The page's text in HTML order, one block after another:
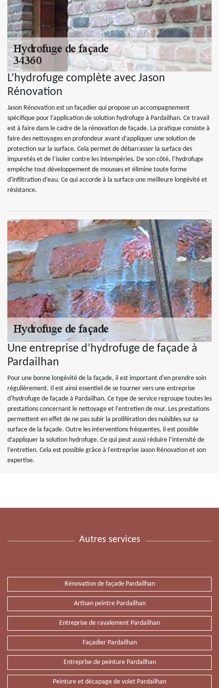
L’hydrofuge complète avec Jason
Rénovation
Jason Rénovation est un façadier qui propose un accompagnement
spécifique pour l’application de solution hydrofuge à Pardailhan. Ce travail
est à faire dans le cadre de la rénovation de façade. La pratique consiste à
faire des nettoyages en profondeur avant d’appliquer une solution de
protection sur la surface. Cela permet de débarrasser la surface des
impuretés et de l’isoler contre les intempéries. De son côté, l’hydrofuge
empêche tout développement de mousses et élimine toute forme
d'infiltration d’eau. Ce qui accorde à la surface une meilleure longévité et
résistance.
Une entreprise d’hydrofuge de façade à
Pardailhan
Pour une bonne longévité de la façade, il est important d'en prendre soin
régulièrement. Il est ainsi essentiel de se tourner vers une entreprise
d'hydrofuge de façade à Pardailhan. Ce type de service regroupe toutes les
prestations concernant le nettoyage et l’entretien de mur. Les prestations
permettent en effet de ne pas subir la prolifération des nuisibles sur sa
surface de la façade. Outre les interventions fréquentes, il est possible
d’appliquer la solution hydrofuge. Ce qui peut aussi réduire l’intensité de
l’entretien. Cela est possible grâce à l'entreprise Jason Rénovation et son
expertise.
Autres services
Rénovation de façade Pardailhan
Artisan peintre Pardailhan
Entreprise de ravalement Pardailhan
Façadier Pardailhan
Entreprise de peinture Pardailhan
Peinture et décapage de volet Pardailhan